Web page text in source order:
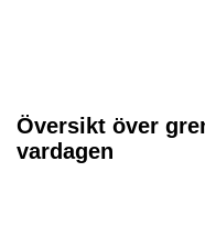
Översikt över
vardagen